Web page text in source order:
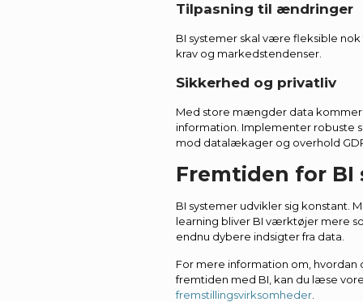
Tilpasning til ændringer
BI systemer skal være fleksible
krav og markedstendenser.
Sikkerhed og privatliv
Med store mængder data
information. Implementer robuste
mod datalækager og overhold
Fremtiden for BI
BI systemer udvikler sig konstant.
learning bliver BI værktøjer mere
endnu dybere indsigter fra data.
For mere information om,
fremtiden med BI, kan du læse
fremstillingsvirksomheder